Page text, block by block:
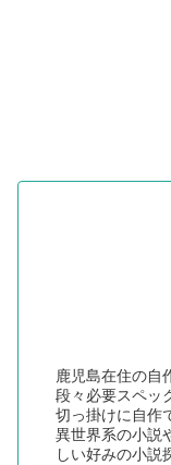
鹿児島在住の自
段々必要スペッ
切っ掛けに自作
異世界系の小説
しい好みの小説